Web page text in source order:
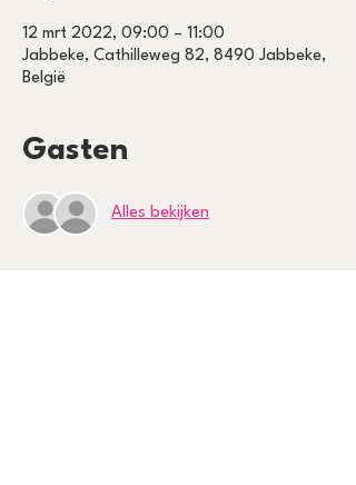
12 mrt 2022, 09:00 – 11:00
Jabbeke, Cathilleweg 82, 8490 Jabbeke,
België
Gasten
Alles bekijken